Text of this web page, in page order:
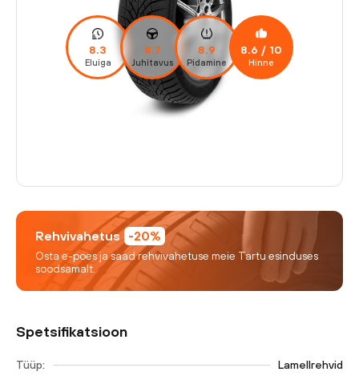
8.3
Eluiga
8.7
Juhitavus
8.9
Pidamine
8.6 / 10
Hinne
Rehvivahetus -20%
Osta e-poes ja saad rehvivahetuse meie Tartu esinduses
soodsamalt.
Spetsifikatsioon
Tüüp: Lamellrehvid